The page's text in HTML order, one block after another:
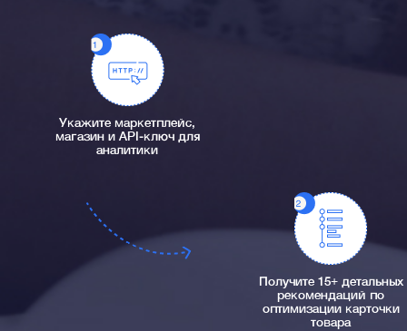
Укажите маркетплейс,
магазин и API-ключ для
аналитики
Получите 15+ детальных
рекомендаций по
оптимизации карточки
товара